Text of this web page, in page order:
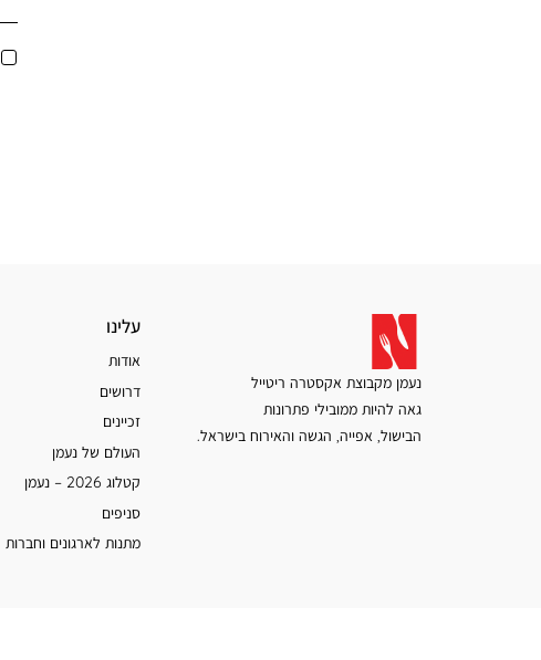
נעמן מקבוצת אקסטרה ריטייל
גאה להיות ממובילי פתרונות
הבישול, אפייה, הגשה והאירוח בישראל.
עלינו
עלינו
אודות
דרושים
זכיינים
העולם של נעמן
קטלוג 2026 – נעמן
סניפים
מתנות לארגונים וחברות